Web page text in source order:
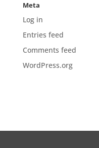
Meta
Log in
Entries feed
Comments feed
WordPress.org